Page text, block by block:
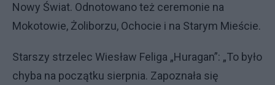
Nowy Świat. Odnotowano też ceremonie na
Mokotowie, Żoliborzu, Ochocie i na Starym Mieście.
Starszy strzelec Wiesław Feliga „Huragan”: „To było
chyba na początku sierpnia. Zapoznała się